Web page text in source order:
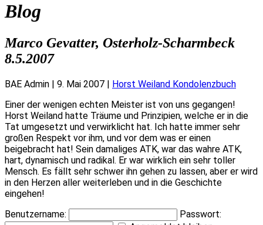
Blog
Marco Gevatter, Osterholz-Scharmbeck
8.5.2007
BAE Admin | 9. Mai 2007 | Horst Weiland Kondolenzbuch
Einer der wenigen echten Meister ist von uns gegangen!
Horst Weiland hatte Träume und Prinzipien, welche er in die
Tat umgesetzt und verwirklicht hat. Ich hatte immer sehr
großen Respekt vor ihm, und vor dem was er einen
beigebracht hat! Sein damaliges ATK, war das wahre ATK,
hart, dynamisch und radikal. Er war wirklich ein sehr toller
Mensch. Es fällt sehr schwer ihn gehen zu lassen, aber er wird
in den Herzen aller weiterleben und in die Geschichte
eingehen!
Benutzername:
Passwort: